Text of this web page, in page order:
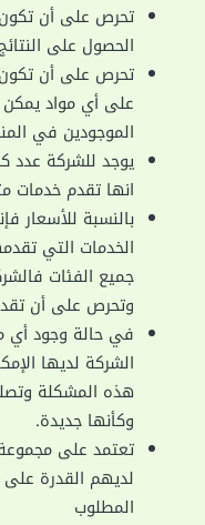
تحرص على أن
الحصول على
تحرص على أن تكون
على أي مواد يمكن
الموجودين في
يوجد للشركة عدد
انها تقدم خدمات
بالنسبة للأسعار
الخدمات التي
جميع الفئات
وتحرص على أن
في حالة وجود أي
الشركة لديها
هذه المشكلة
وكأنها جديدة.
تعتمد على
لديهم القدرة
المطلوب